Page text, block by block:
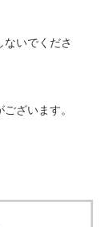
いでくださ
ざいます。